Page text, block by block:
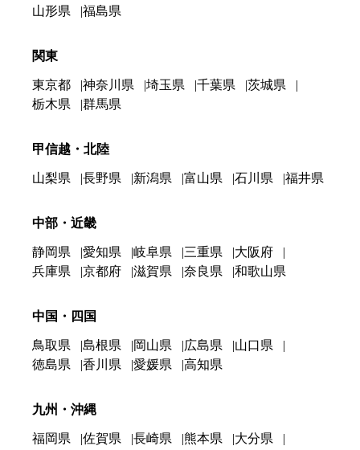
山形県
福島県
関東
東京都 神奈川県 埼玉県 千葉県
茨城県
栃木県
群馬県
甲信越・北陸
山梨県 長野県 新潟県 富山県 石川県 福井県
中部・近畿
静岡県 愛知県 岐阜県 三重県
大阪府
兵庫県
京都府 滋賀県 奈良県 和歌山県
中国・四国
鳥取県 島根県 岡山県 広島県
山口県
徳島県
香川県 愛媛県 高知県
九州・沖縄
福岡県 佐賀県 長崎県 熊本県
大分県